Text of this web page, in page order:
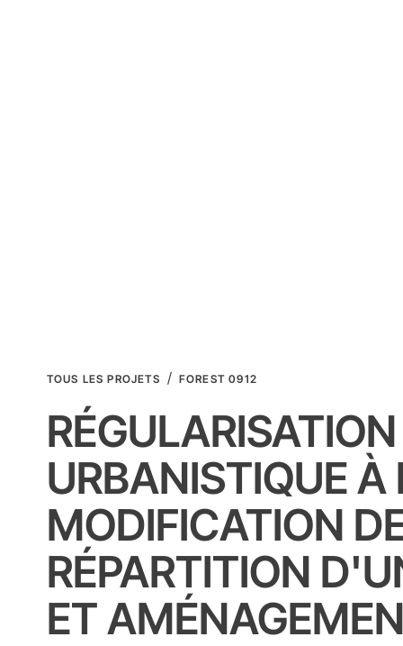
TOUS LES PROJETS FOREST 0912
RÉGULARISATION
URBANISTIQUE À
MODIFICATION
RÉPARTITION
ET